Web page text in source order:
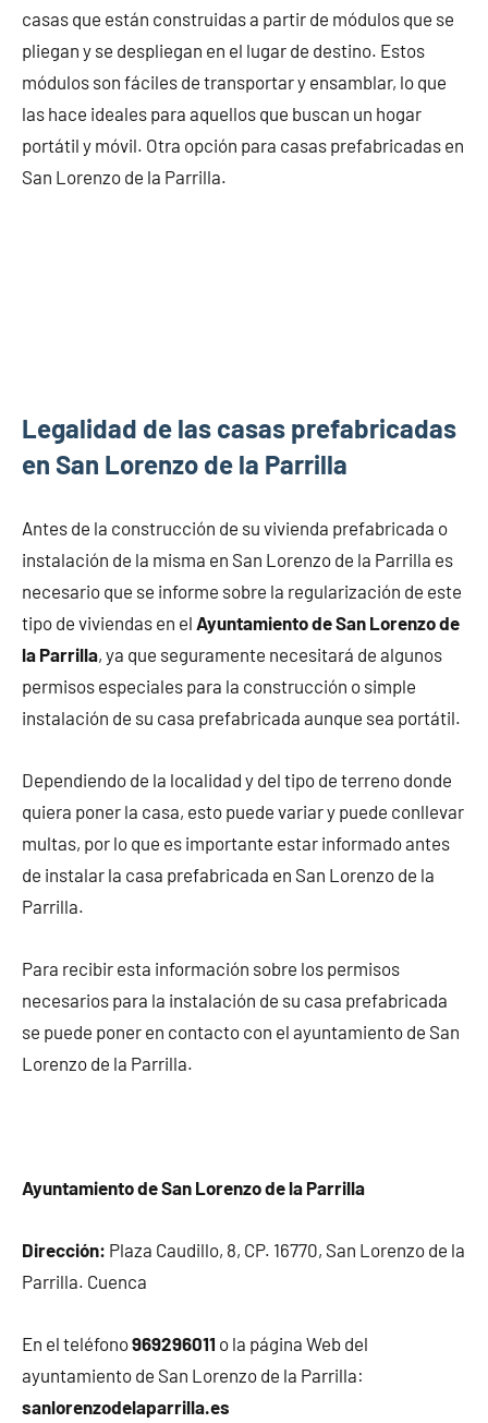
casas que están construidas a partir de módulos que se
pliegan y se despliegan en el lugar de destino. Estos
módulos son fáciles de transportar y ensamblar, lo que
las hace ideales para aquellos que buscan un hogar
portátil y móvil. Otra opción para casas prefabricadas en
San Lorenzo de la Parrilla.
Legalidad de las casas prefabricadas
en San Lorenzo de la Parrilla
Antes de la construcción de su vivienda prefabricada o
instalación de la misma en San Lorenzo de la Parrilla es
necesario que se informe sobre la regularización de este
tipo de viviendas en el Ayuntamiento de San Lorenzo de
la Parrilla, ya que seguramente necesitará de algunos
permisos especiales para la construcción o simple
instalación de su casa prefabricada aunque sea portátil.
Dependiendo de la localidad y del tipo de terreno donde
quiera poner la casa, esto puede variar y puede conllevar
multas, por lo que es importante estar informado antes
de instalar la casa prefabricada en San Lorenzo de la
Parrilla.
Para recibir esta información sobre los permisos
necesarios para la instalación de su casa prefabricada
se puede poner en contacto con el ayuntamiento de San
Lorenzo de la Parrilla.
Ayuntamiento de San Lorenzo de la Parrilla
Dirección: Plaza Caudillo, 8, CP. 16770, San Lorenzo de la
Parrilla. Cuenca
En el teléfono969296011 o la página Web del
ayuntamiento de San Lorenzo de la Parrilla:
sanlorenzodelaparrilla.es